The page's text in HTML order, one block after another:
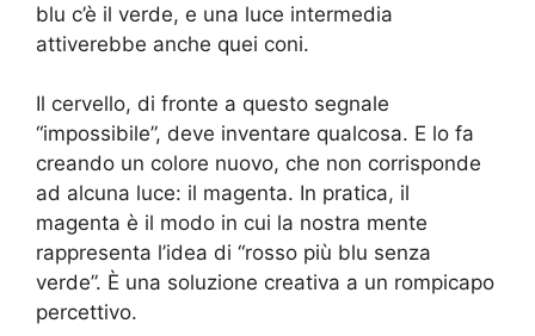
blu c’è il verde, e una luce intermedia
attiverebbe anche quei coni.
Il cervello, di fronte a questo segnale
“impossibile”, deve inventare qualcosa. E lo fa
creando un colore nuovo, che non corrisponde
ad alcuna luce: il magenta. In pratica, il
magenta è il modo in cui la nostra mente
rappresenta l’idea di “rosso più blu senza
verde”. È una soluzione creativa a un rompicapo
percettivo.